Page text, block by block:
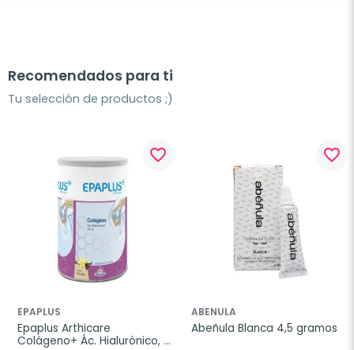
Recomendados para ti
Tu selección de productos ;)
favorite_border
EPAPLUS
Epaplus Arthicare
Colágeno+ Ác. Hialurónico,
favorite_border
ABENULA
Abeñula Blanca 4,5 gramos